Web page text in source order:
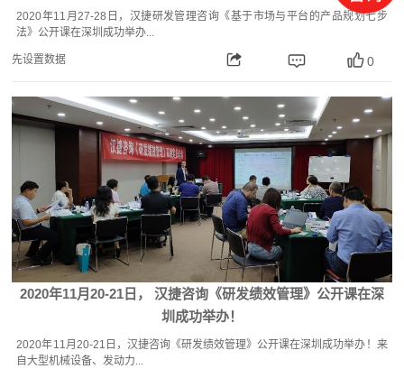
2020年11月27-28日，汉捷研发管理咨询《基于市场与平台的产品规划七步
法》公开课在深圳成功举办...
先设置数据 0
2020年11月20-21日， 汉捷咨询《研发绩效管理》公开课在深
圳成功举办！
2020年11月20-21日，汉捷咨询《研发绩效管理》公开课在深圳成功举办！来
自大型机械设备、发动力...